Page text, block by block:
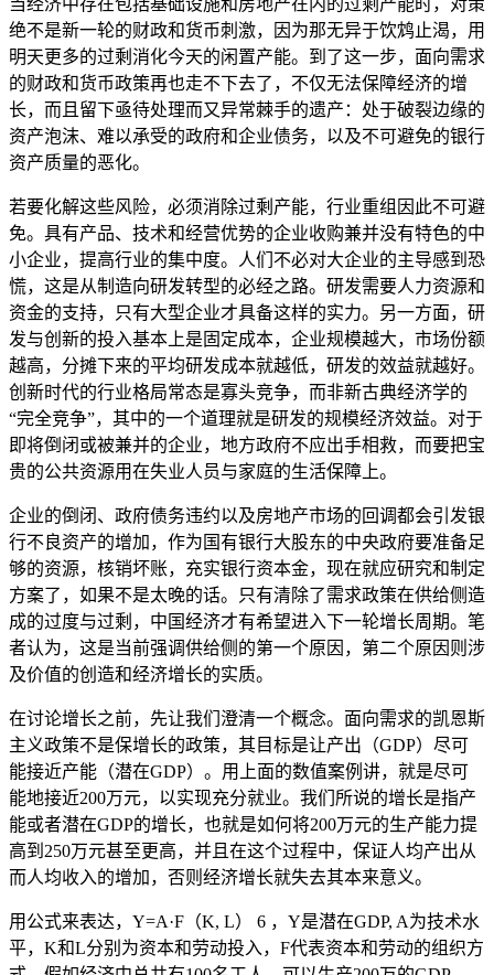
绝不是新一轮的财政和货币刺激，因为那无异于饮鸩止渴，用
明天更多的过剩消化今天的闲置产能。到了这一步，面向需求
的财政和货币政策再也走不下去了，不仅无法保障经济的增
长，而且留下亟待处理而又异常棘手的遗产：处于破裂边缘的
资产泡沫、难以承受的政府和企业债务，以及不可避免的银行
资产质量的恶化。
若要化解这些风险，必须消除过剩产能，行业重组因此不可避
免。具有产品、技术和经营优势的企业收购兼并没有特色的中
小企业，提高行业的集中度。人们不必对大企业的主导感到恐
慌，这是从制造向研发转型的必经之路。研发需要人力资源和
资金的支持，只有大型企业才具备这样的实力。另一方面，研
发与创新的投入基本上是固定成本，企业规模越大，市场份额
越高，分摊下来的平均研发成本就越低，研发的效益就越好。
创新时代的行业格局常态是寡头竞争，而非新古典经济学的
“完全竞争”，其中的一个道理就是研发的规模经济效益。对于
即将倒闭或被兼并的企业，地方政府不应出手相救，而要把宝
贵的公共资源用在失业人员与家庭的生活保障上。
企业的倒闭、政府债务违约以及房地产市场的回调都会引发银
行不良资产的增加，作为国有银行大股东的中央政府要准备足
够的资源，核销坏账，充实银行资本金，现在就应研究和制定
方案了，如果不是太晚的话。只有清除了需求政策在供给侧造
成的过度与过剩，中国经济才有希望进入下一轮增长周期。笔
者认为，这是当前强调供给侧的第一个原因，第二个原因则涉
及价值的创造和经济增长的实质。
在讨论增长之前，先让我们澄清一个概念。面向需求的凯恩斯
主义政策不是保增长的政策，其目标是让产出（GDP）尽可
能接近产能（潜在GDP）。用上面的数值案例讲，就是尽可
能地接近200万元，以实现充分就业。我们所说的增长是指产
能或者潜在GDP的增长，也就是如何将200万元的生产能力提
高到250万元甚至更高，并且在这个过程中，保证人均产出从
而人均收入的增加，否则经济增长就失去其本来意义。
用公式来表达，Y=A·F（K, L） 6 ，Y是潜在GDP, A为技术水
平，K和L分别为资本和劳动投入，F代表资本和劳动的组织方